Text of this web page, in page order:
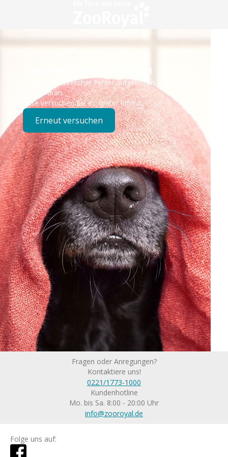
Technisches Problem
Es ist ein technischer Fehler aufgetreten – wir sind
bereits dran.
Bitte versuchen Sie es später erneut.
Erneut versuchen
Fragen oder Anregungen?
Kontaktiere uns!
0221/1773-1000
Kundenhotline
Mo. bis Sa. 8:00 - 20:00 Uhr
info@zooroyal.de
Folge uns auf: